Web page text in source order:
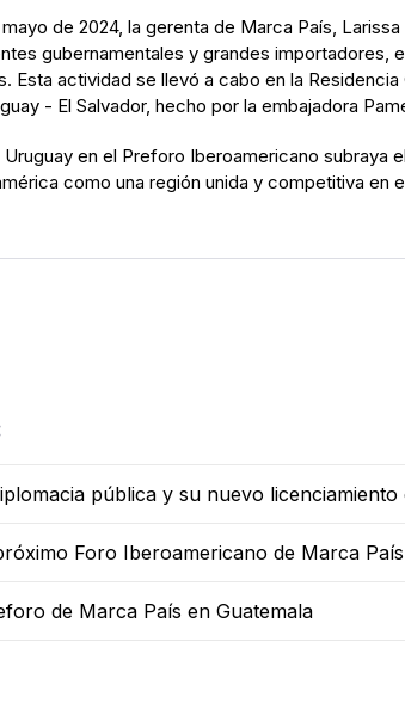
de 2024, la gerenta de Marca País,
gubernamentales y grandes
Esta actividad se llevó a cabo en la
- El Salvador, hecho por la embajadora
en el Preforo Iberoamericano
como una región unida y competitiva en
pública y su nuevo
Foro Iberoamericano de Marca
de Marca País en Guatemala